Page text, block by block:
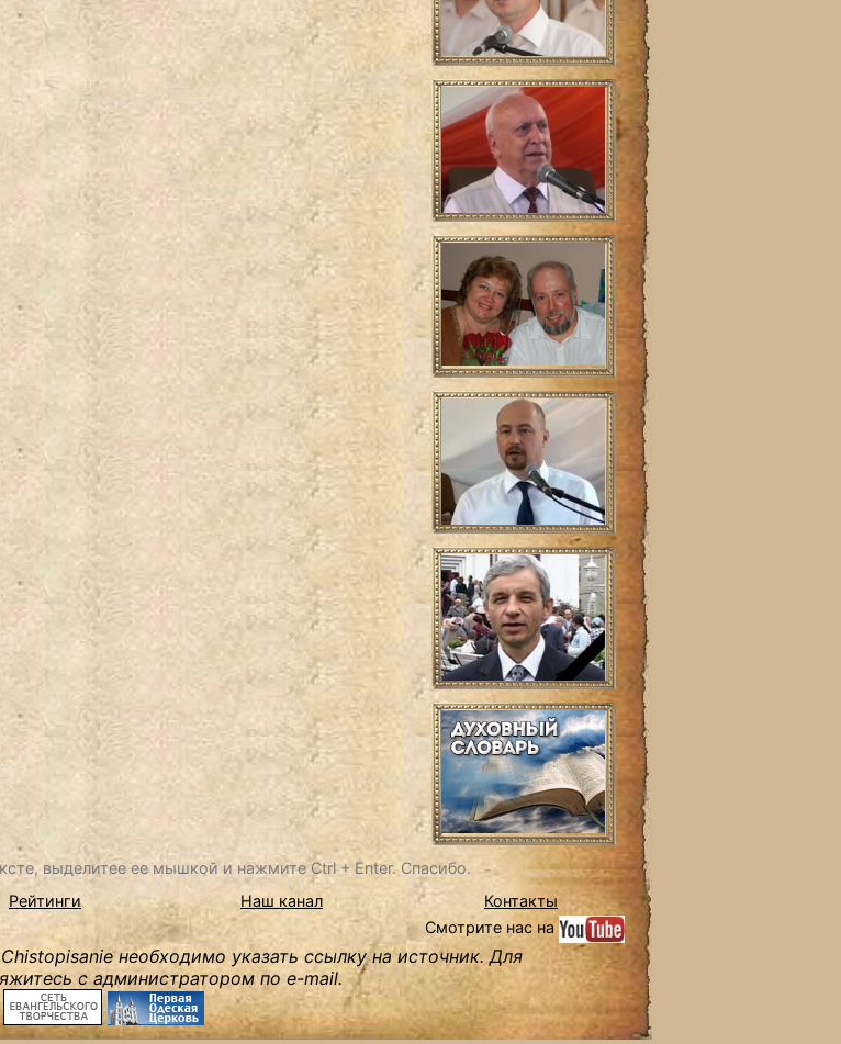
выделитее ее мышкой и нажмите Ctrl + Enter. Спасибо.
Рейтинги Наш канал
Контакты
Смотрите нас на
необходимо указать ссылку на источник. Для
с администратором по e-mail.